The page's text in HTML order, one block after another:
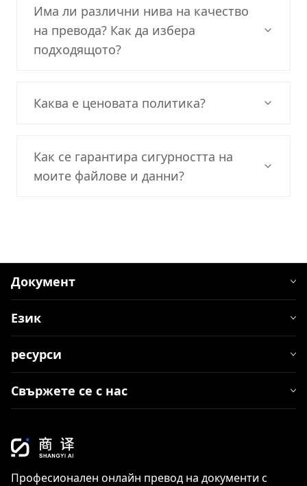
Има ли различни нива на качество
на превода? Как да избера
подходящото?
Каква е ценовата политика?
Как се гарантира сигурността на
моите файлове и данни?
Документ
Език
ресурси
Свържете се с нас
Професионален онлайн превод на документи с